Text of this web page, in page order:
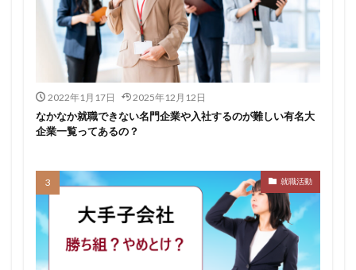
2022年1月17日 2025年12月12日
なかなか就職できない名門企業や入社するのが難しい有名大
企業一覧ってあるの？
就職活動
早期選考時期
早期選考 新卒採用
東北地方
新卒応援ハローワーク
新卒 支援先
持ち駒ゼロ
手遅れ 手取り15万
成長
泣くほど嫌い
相談 甘い 理系ナビ
理系
狙い目
無理
株式会社ジールコミュニケーションズ
求人探し方
比較 正社員 業界診断
業界別
株式会社リアライブ
株式会社パフ
体育会
11月